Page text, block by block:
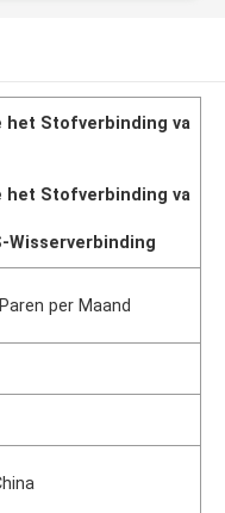
het Stofverbinding va
het Stofverbinding va
Wisserverbinding
per Maand